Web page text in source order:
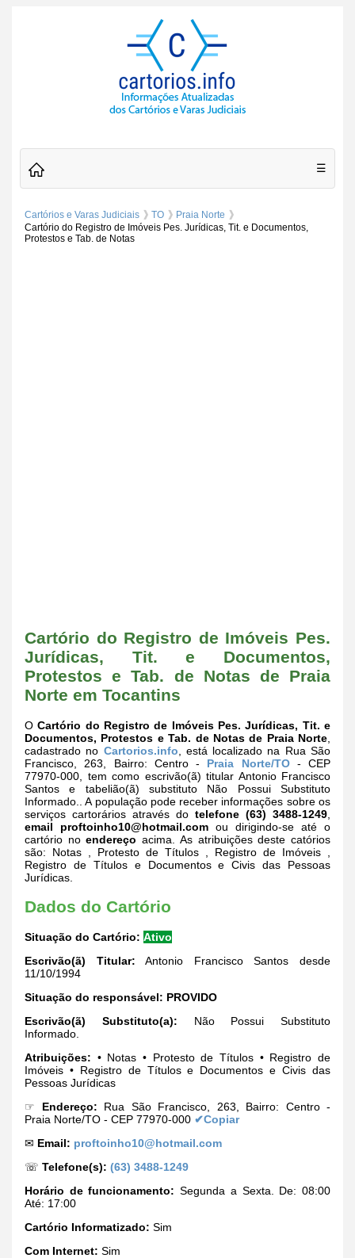
☰
Cartórios e Varas Judiciais TO
Praia Norte
Cartório do Registro de Imóveis Pes. Jurídicas, Tit. e Documentos,
Protestos e Tab. de Notas
Cartório do Registro de Imóveis Pes.
Jurídicas, Tit. e Documentos,
Protestos e Tab. de Notas de Praia
Norte em Tocantins
OCartório do Registro de Imóveis Pes. Jurídicas, Tit. e
Documentos, Protestos e Tab. de Notas de Praia Norte
cadastrado no Cartorios.info , está localizado na Rua São
Francisco, 263, Bairro: Centro - Praia Norte/TO- CEP
77970-000, tem como escrivão(ã) titular Antonio Francisco
Santos e tabelião(ã) substituto Não Possui Substituto
Informado.. A população pode receber informações sobre os
serviços cartorários através do telefone (63) 3488-1249
email proftoinho10@hotmail.com ou dirigindo-se até o
cartório noendereço acima. As atribuições deste catórios
são: Notas , Protesto de Títulos , Registro de Imóveis ,
Registro de Títulos e Documentos e Civis das Pessoas
Jurídicas.
Dados do Cartório
Situação do Cartório: Ativo
Escrivão(ã) Titular: Antonio Francisco Santos desde
11/10/1994
Situação do responsável: PROVIDO
Escrivão(ã) Substituto(a): Não Possui Substituto
Informado.
Atribuições: • Notas • Protesto de Títulos • Registro de
Imóveis • Registro de Títulos e Documentos e Civis das
Pessoas Jurídicas
☞ Endereço: Rua São Francisco, 263, Bairro: Centro -
Praia Norte/TO - CEP 77970-000 ✔Copiar
✉ Email: proftoinho10@hotmail.com
☏ Telefone(s): (63) 3488-1249
Horário de funcionamento: Segunda a Sexta. De: 08:00
Até: 17:00
Cartório Informatizado: Sim
Com Internet: Sim